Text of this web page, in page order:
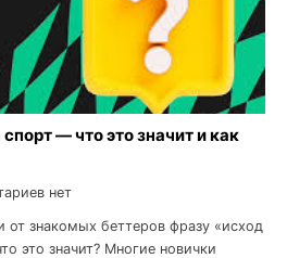
— что это значит и как
нет
знакомых беттеров фразу «исход
это значит? Многие новички